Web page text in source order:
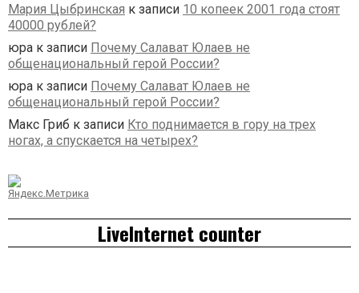
Мария Цыбринская к записи 10 копеек 2001 года стоят
40000 рублей?
юра к записи Почему Салават Юлаев не
общенациональный герой России?
юра к записи Почему Салават Юлаев не
общенациональный герой России?
Макс Гриб к записи Кто поднимается в гору на трех
ногах, а спускается на четырех?
LiveInternet counter